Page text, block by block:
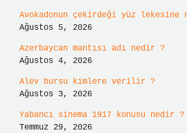
Avokadonun çekirdeği yüz lekesine
Ağustos 5, 2026
Azerbaycan mantısı adı nedir ?
Ağustos 4, 2026
Alev bursu kimlere verilir ?
Ağustos 3, 2026
Yabancı sinema 1917 konusu nedir ?
Temmuz 29, 2026